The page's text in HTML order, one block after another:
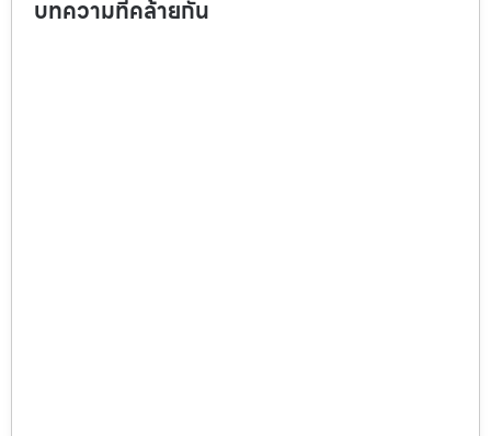
บทความที่คล้ายกัน